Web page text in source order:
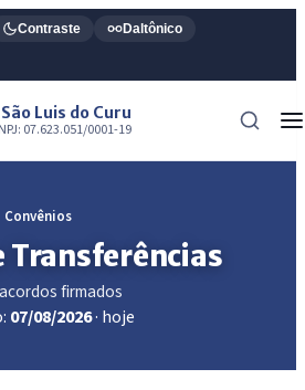
Contraste Daltônico
Luis do Curu
07.623.051/0001-19
Convênios
Transferências
firmados
07/08/2026· hoje